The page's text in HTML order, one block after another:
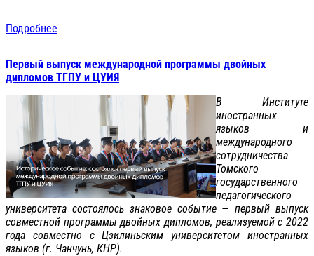
Подробнее
Первый выпуск международной программы двойных
дипломов ТГПУ и ЦУИЯ
В Институте
иностранных
языков и
международного
сотрудничества
Томского
государственного
педагогического
университета состоялось знаковое событие — первый выпуск
совместной программы двойных дипломов, реализуемой с 2022
года совместно с Цзилиньским университетом иностранных
языков (г. Чанчунь, КНР).